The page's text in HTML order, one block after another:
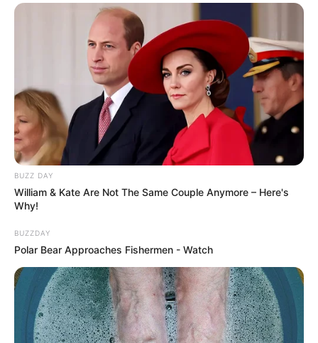
BUZZ DAY
William & Kate Are Not The Same Couple Anymore – Here's
Why!
BUZZDAY
Polar Bear Approaches Fishermen - Watch